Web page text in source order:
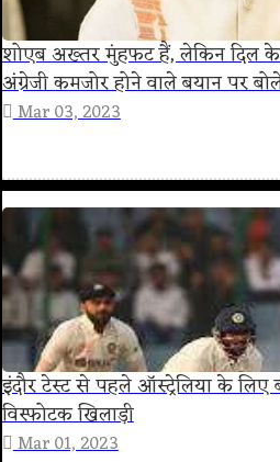
शोएब अख्तर मुंहफट हैं, लेकिन दिल
अंग्रेजी कमजोर होने वाले बयान पर
Mar 03, 2023
इंदौर टेस्ट से पहले ऑस्ट्रेलिया के
विस्फोटक खिलाड़ी
Mar 01, 2023